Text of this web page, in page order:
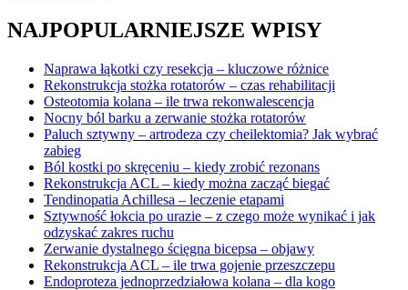
NAJPOPULARNIEJSZE WPISY
Naprawa łąkotki czy resekcja – kluczowe różnice
Rekonstrukcja stożka rotatorów – czas rehabilitacji
Osteotomia kolana – ile trwa rekonwalescencja
Nocny ból barku a zerwanie stożka rotatorów
Paluch sztywny – artrodeza czy cheilektomia? Jak wybrać
zabieg
Ból kostki po skręceniu – kiedy zrobić rezonans
Rekonstrukcja ACL – kiedy można zacząć biegać
Tendinopatia Achillesa – leczenie etapami
Sztywność łokcia po urazie – z czego może wynikać i jak
odzyskać zakres ruchu
Zerwanie dystalnego ścięgna bicepsa – objawy
Rekonstrukcja ACL – ile trwa gojenie przeszczepu
Endoproteza jednoprzedziałowa kolana – dla kogo